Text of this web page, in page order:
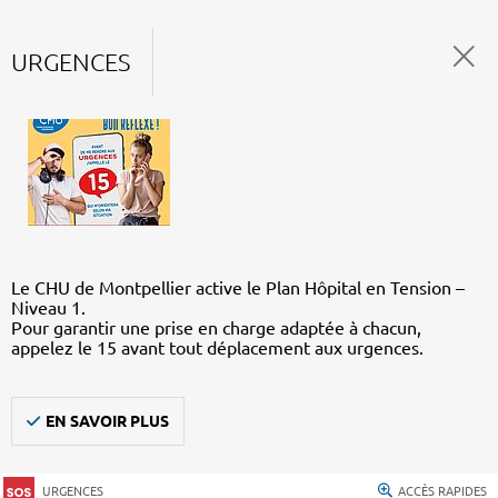
URGENCES
Le CHU de Montpellier active le Plan Hôpital en Tension –
Niveau 1.
Pour garantir une prise en charge adaptée à chacun,
appelez le 15 avant tout déplacement aux urgences.
EN SAVOIR PLUS
URGENCES ACCÈS RAPIDES